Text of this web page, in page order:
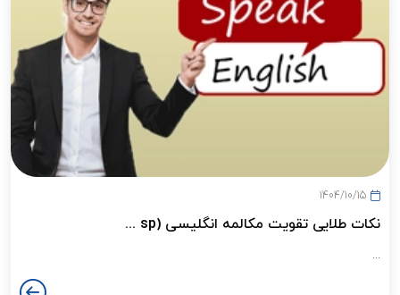
1404/10/15
نکات طلایی تقویت مکالمه انگلیسی (sp ...
...